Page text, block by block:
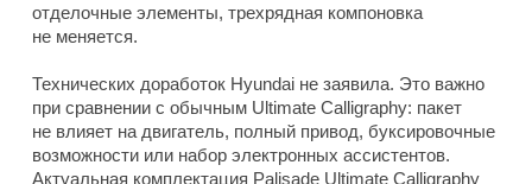
отделочные элементы, трехрядная компоновка
не меняется.
Технических доработок Hyundai не заявила. Это важно
при сравнении с обычным Ultimate Calligraphy: пакет
не влияет на двигатель, полный привод, буксировочные
возможности или набор электронных ассистентов.
Актуальная комплектация Palisade Ultimate Calligraphy